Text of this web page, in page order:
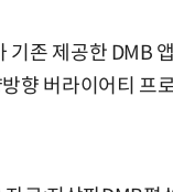
기존 제공한 DMB
향 버라이어티 프